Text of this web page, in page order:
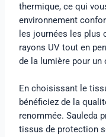
thermique, ce qui
environnement
les journées les plus
rayons UV tout en
de la lumière pour
En choisissant le
bénéficiez de la
renommée. Sauleda
tissus de protection